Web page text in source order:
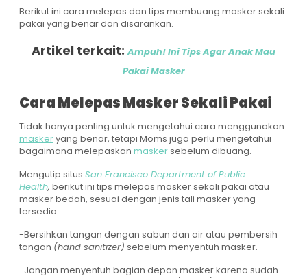
Berikut ini cara melepas dan tips membuang masker sekali
pakai yang benar dan disarankan.
Artikel terkait:Ampuh! Ini Tips Agar Anak Mau
Pakai Masker
Cara Melepas Masker Sekali Pakai
Tidak hanya penting untuk mengetahui cara menggunakan
maskeryang benar, tetapi Moms juga perlu mengetahui
bagaimana melepaskan maskersebelum dibuang.
Mengutip situs San Francisco Department of Public
Health, berikut ini tips melepas masker sekali pakai atau
masker bedah, sesuai dengan jenis tali masker yang
tersedia.
-Bersihkan tangan dengan sabun dan air atau pembersih
tangan (hand sanitizer) sebelum menyentuh masker.
-Jangan menyentuh bagian depan masker karena sudah